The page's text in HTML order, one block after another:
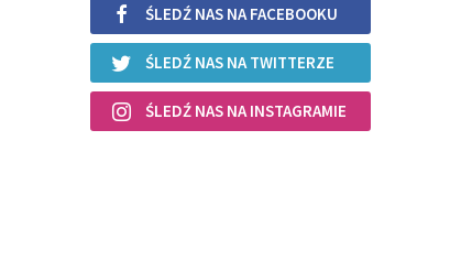
ŚLEDŹ NAS NA FACEBOOKU
ŚLEDŹ NAS NA TWITTERZE
ŚLEDŹ NAS NA INSTAGRAMIE